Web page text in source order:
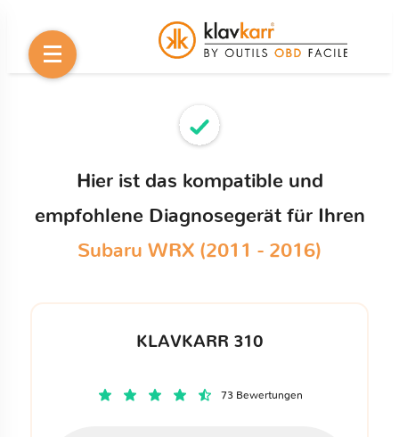
Hier ist das kompatible und
empfohlene Diagnosegerät für Ihren
Subaru WRX (2011 - 2016)
KLAVKARR 310
73 Bewertungen